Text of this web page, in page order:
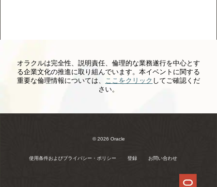
オラクルは完全性、説明責任、倫理的な業務遂行を中心とす
る企業文化の推進に取り組んでいます。本イベントに関する
重要な倫理情報については、
ここをクリック してご確認くだ
さい。
© 2026 Oracle
使用条件およびプライバシー・ポリシー 登録 お問い合わせ